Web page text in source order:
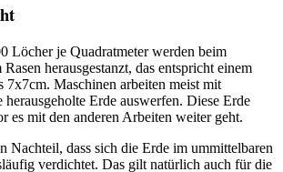
Löcher je Quadratmeter werden beim
herausgestanzt, das entspricht einem
7x7cm. Maschinen arbeiten meist mit
Erde auswerfen. Diese Erde
es mit den anderen Arbeiten weiter geht.
Nachteil, dass sich die Erde im ummittelbaren
verdichtet. Das gilt natürlich auch für die